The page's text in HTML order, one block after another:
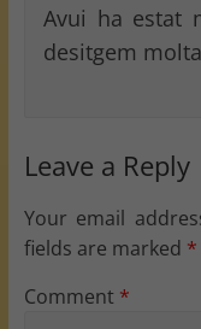
Avui ha estat
desitgem
Leave a Reply
Your email
fields are marked *
Comment *